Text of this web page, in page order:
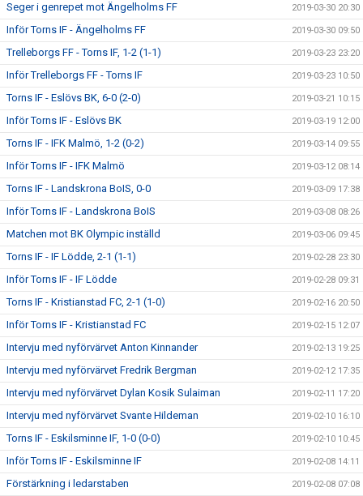
Seger i genrepet mot Ängelholms FF 2019-03-30 20:30
Inför Torns IF - Ängelholms FF 2019-03-30 09:50
Trelleborgs FF - Torns IF, 1-2 (1-1) 2019-03-23 23:20
Inför Trelleborgs FF - Torns IF 2019-03-23 10:50
Torns IF - Eslövs BK, 6-0 (2-0) 2019-03-21 10:15
Inför Torns IF - Eslövs BK 2019-03-19 12:00
Torns IF - IFK Malmö, 1-2 (0-2) 2019-03-14 09:55
Inför Torns IF - IFK Malmö 2019-03-12 08:14
Torns IF - Landskrona BoIS, 0-0 2019-03-09 17:38
Inför Torns IF - Landskrona BoIS 2019-03-08 08:26
Matchen mot BK Olympic inställd 2019-03-06 09:45
Torns IF - IF Lödde, 2-1 (1-1) 2019-02-28 23:30
Inför Torns IF - IF Lödde 2019-02-28 09:31
Torns IF - Kristianstad FC, 2-1 (1-0) 2019-02-16 20:50
Inför Torns IF - Kristianstad FC 2019-02-15 12:07
Intervju med nyförvärvet Anton Kinnander 2019-02-13 19:25
Intervju med nyförvärvet Fredrik Bergman 2019-02-12 17:35
Intervju med nyförvärvet Dylan Kosik Sulaiman 2019-02-11 17:20
Intervju med nyförvärvet Svante Hildeman 2019-02-10 16:10
Torns IF - Eskilsminne IF, 1-0 (0-0) 2019-02-10 10:45
Inför Torns IF - Eskilsminne IF 2019-02-08 14:11
Förstärkning i ledarstaben 2019-02-08 07:08